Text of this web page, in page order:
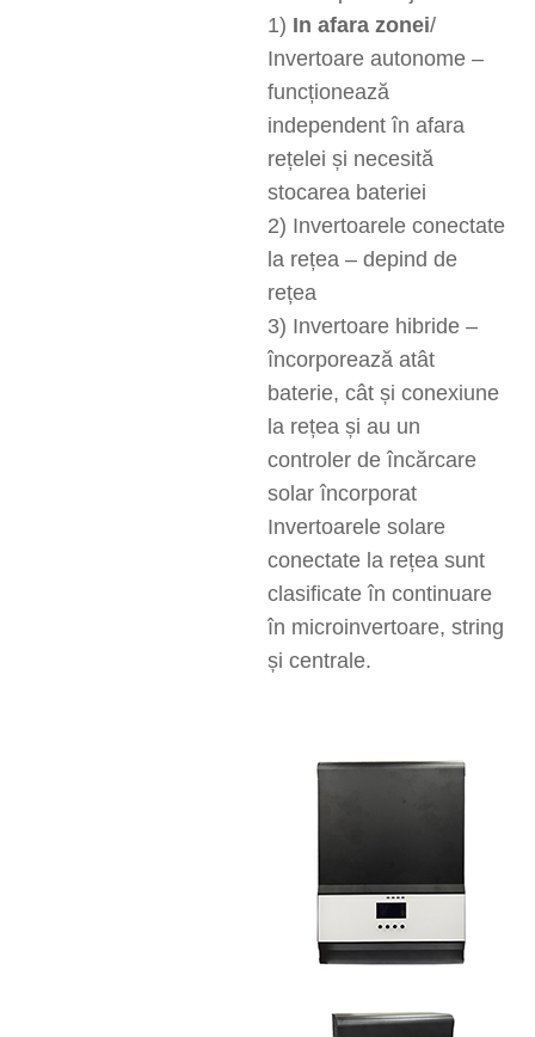
1) In afara zonei/
Invertoare autonome –
funcționează
independent în afara
rețelei și necesită
stocarea bateriei
2) Invertoarele conectate
la rețea – depind de
rețea
3) Invertoare hibride –
încorporează atât
baterie, cât și conexiune
la rețea și au un
controler de încărcare
solar încorporat
Invertoarele solare
conectate la rețea sunt
clasificate în continuare
în microinvertoare, string
și centrale.